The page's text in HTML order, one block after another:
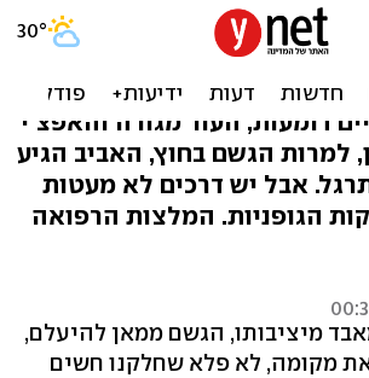
שינויי עונות:
לבית
דומעות, העור מגורה והאפצ'י
למרות הגשם בחוץ, האביב הגיע
אבל יש דרכים לא מעטות
הגופניות. המלצות הרפואה
מיציבותו, הגשם ממאן להיעלם,
מקומה, לא פלא שחלקנו חשים